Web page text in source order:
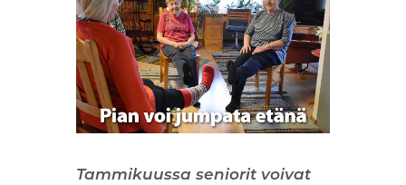
Tammikuussa seniorit voivat